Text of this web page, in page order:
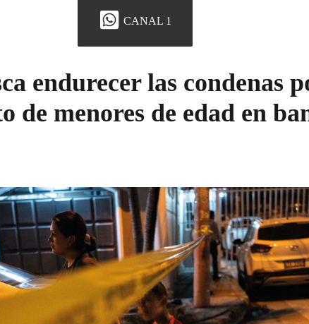
CANAL 1
endurecer las condenas
de menores de edad en